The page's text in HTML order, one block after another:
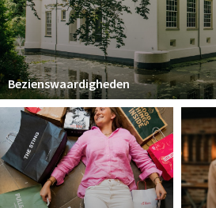
Slapen
Winkels
Winkelgebieden
Parkeren
Koopzondagen
Bezienswaardigheden
Musea, theaters & podia
Bezienswaardigheden